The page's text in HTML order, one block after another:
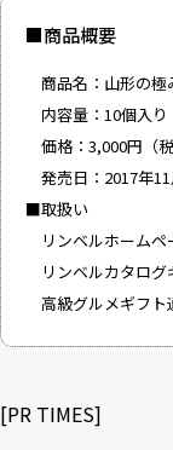
■商品概要
商品名：山形の
内容量：10個入り
価格：3,000円（税
発売日：2017年
■取扱い
リンベルホームペ
リンベルカタログ
高級グルメギフト
[PR TIMES]